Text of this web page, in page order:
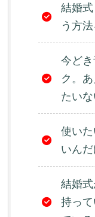
結婚
う方
今ど
ク。
たい
使い
いん
結婚式
持っ